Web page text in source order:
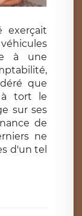
exerçait
à une
que
à tort le
sur ses
de
ne
d'un tel